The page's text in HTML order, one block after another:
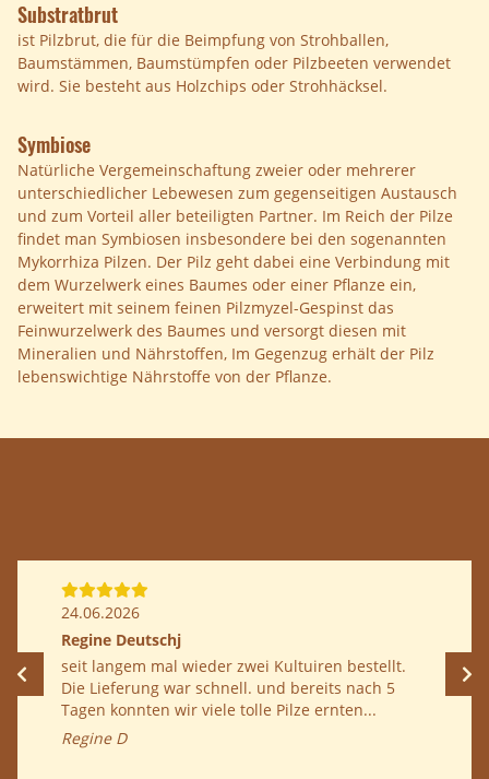
Substratbrut
ist Pilzbrut, die für die Beimpfung von Strohballen,
Baumstämmen, Baumstümpfen oder Pilzbeeten verwendet
wird. Sie besteht aus Holzchips oder Strohhäcksel.
Symbiose
Natürliche Vergemeinschaftung zweier oder mehrerer
unterschiedlicher Lebewesen zum gegenseitigen Austausch
und zum Vorteil aller beteiligten Partner. Im Reich der Pilze
findet man Symbiosen insbesondere bei den sogenannten
Mykorrhiza Pilzen. Der Pilz geht dabei eine Verbindung mit
dem Wurzelwerk eines Baumes oder einer Pflanze ein,
erweitert mit seinem feinen Pilzmyzel-Gespinst das
Feinwurzelwerk des Baumes und versorgt diesen mit
Mineralien und Nährstoffen, Im Gegenzug erhält der Pilz
lebenswichtige Nährstoffe von der Pflanze.
24.06.2026
Regine Deutschj
seit langem mal wieder zwei Kultuiren bestellt.
Die Lieferung war schnell. und bereits nach 5
Tagen konnten wir viele tolle Pilze ernten...
Regine D